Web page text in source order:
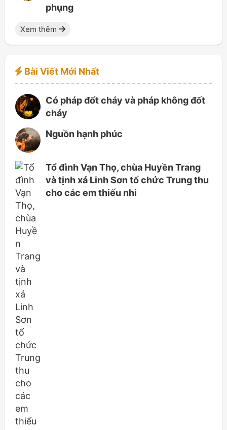
phụng
Xem thêm
Bài Viết Mới Nhất
Có pháp đốt cháy và pháp không đốt
cháy
Nguồn hạnh phúc
Tổ đình Vạn Thọ, chùa Huyền Trang
và tịnh xá Linh Sơn tổ chức Trung thu
cho các em thiếu nhi